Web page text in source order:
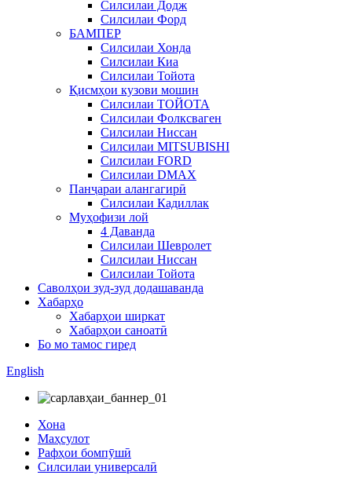
Силсилаи Додж
Силсилаи Форд
БАМПЕР
Силсилаи Хонда
Силсилаи Киа
Силсилаи Тойота
Қисмҳои кузови мошин
Силсилаи ТОЙОТА
Силсилаи Фолксваген
Силсилаи Ниссан
Силсилаи MITSUBISHI
Силсилаи FORD
Силсилаи DMAX
Панҷараи алангагирӣ
Силсилаи Кадиллак
Муҳофизи лой
4 Даванда
Силсилаи Шевролет
Силсилаи Ниссан
Силсилаи Тойота
Саволҳои зуд-зуд додашаванда
Хабарҳо
Хабарҳои ширкат
Хабарҳои саноатӣ
Бо мо тамос гиред
English
Хона
Маҳсулот
Рафҳои бомпӯшӣ
Силсилаи универсалӣ